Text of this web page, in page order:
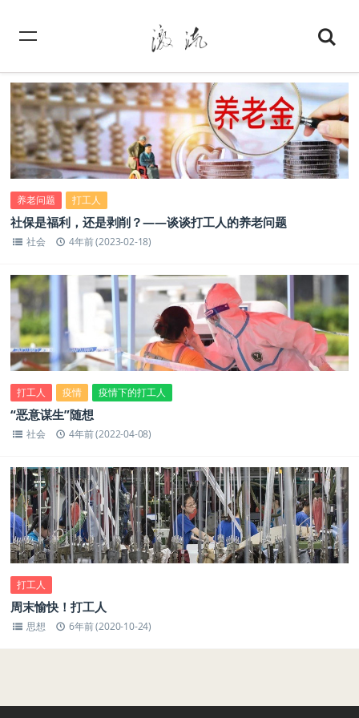
养老问题 打工人
社保是福利，还是剥削？——谈谈打工人的养老问题
社会 4年前 (2023-02-18)
打工人 疫情 疫情下的打工人
“恶意谋生”随想
社会 4年前 (2022-04-08)
打工人
周末愉快！打工人
思想 6年前 (2020-10-24)